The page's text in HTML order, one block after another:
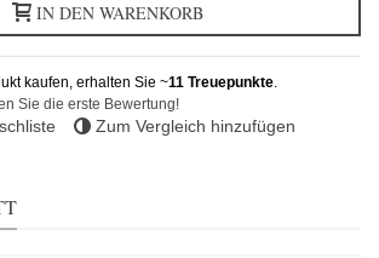
IN DEN WARENKORB
kaufen, erhalten Sie ~11 Treuepunkte.
Sie die erste Bewertung!
Zum Vergleich hinzufügen